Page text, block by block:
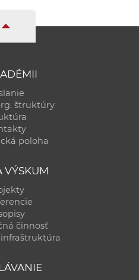
štruktúry
poloha
VÝSKUM
činnosť